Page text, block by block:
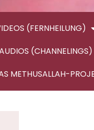
(FERNHEILUNG)
(CHANNELINGS)
METHUSALLAH-